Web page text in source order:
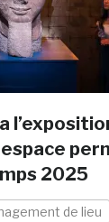
2025
de lieu